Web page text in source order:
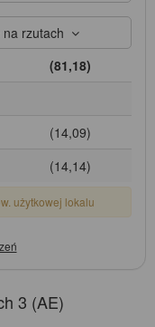
rzutach
(81,18)
(14,09)
(14,14)
użytkowej lokalu
3 (AE)